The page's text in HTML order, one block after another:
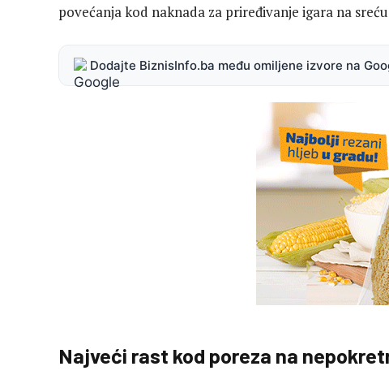
povećanja kod naknada za priređivanje igara na
Dodajte BiznisInfo.ba među omiljene izvore na
Najveći rast kod poreza na